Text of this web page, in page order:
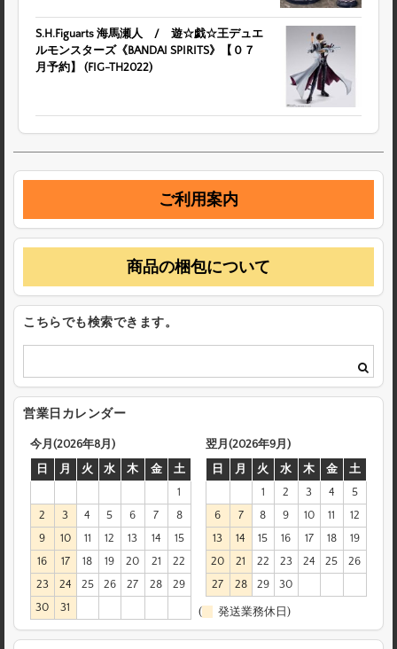
S.H.Figuarts 海馬瀬人 / 遊☆戯☆王デュエ
ルモンスターズ《BANDAI SPIRITS》【０７
月予約】 (FIG-TH2022)
ご利用案内
商品の梱包について
こちらでも検索できます。
営業日カレンダー
今月(2026年8月)
日
月 火 水 木 金
土
1
2
3 4 5 6 7
8
9
10 11 12 13 14
15
16
17 18 19 20 21
22
23
24 25 26 27 28
29
30
31
翌月(2026年9月)
日
月 火 水 木 金
土
1
2 3 4
5
6
7 8 9 10 11
12
13
14 15 16 17 18
19
20
21 22 23 24 25
26
27
28 29 30
( 発送業務休日)